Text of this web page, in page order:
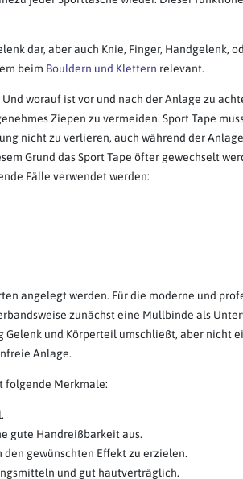
dar, aber auch Knie, Finger, Handgelenk,
beim Bouldern und Klettern relevant.
worauf ist vor und nach der Anlage zu
Ziepen zu vermeiden. Sport Tape
nicht zu verlieren, auch während der
Grund das Sport Tape öfter gewechselt
Fälle verwendet werden:
angelegt werden. Für die moderne und
zunächst eine Mullbinde als
Gelenk und Körperteil umschließt, aber nicht
Anlage.
folgende Merkmale:
gute Handreißbarkeit aus.
gewünschten Effekt zu erzielen.
und gut hautverträglich.